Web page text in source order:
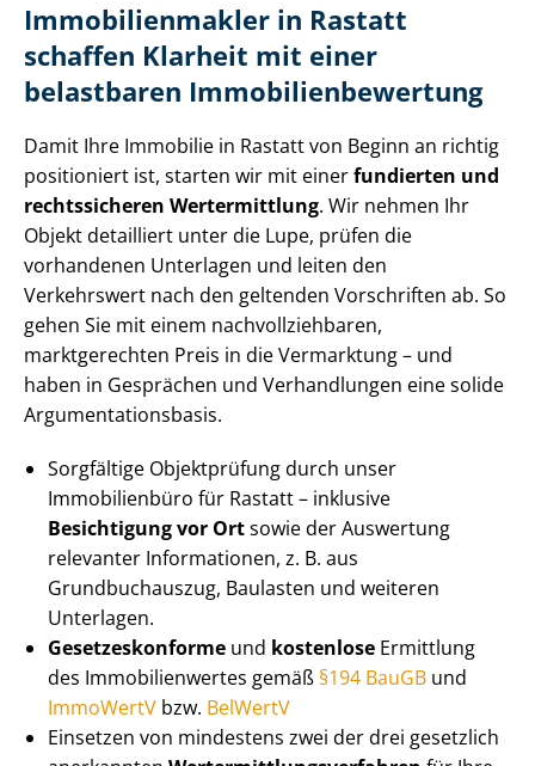
Im­mo­bi­li­en­mak­ler in Rastatt
schaffen Klarheit mit einer
belastbaren Im­mo­bi­li­en­be­wer­tung
Damit Ihre Immobilie in Rastatt von Beginn an richtig
positioniert ist, starten wir mit einerfundierten und
rechtssicheren Wertermittlung. Wir nehmen Ihr
Objekt detailliert unter die Lupe, prüfen die
vorhandenen Unterlagen und leiten den
Verkehrswert nach den geltenden Vorschriften ab. So
gehen Sie mit einem nach­voll­zieh­ba­ren,
marktgerechten Preis in die Vermarktung – und
haben in Gesprächen und Verhandlungen eine solide
Ar­gu­men­ta­ti­ons­ba­sis.
Sorgfältige Objektprüfung durch unser
Immobilienbüro für Rastatt – inklusive
Besichtigung vor Ortsowie der Auswertung
relevanter Informationen, z. B. aus
Grundbuchauszug, Baulasten und weiteren
Unterlagen.
Ge­set­zes­kon­for­me und kostenlose Ermittlung
des Im­mo­bi­li­en­wer­tes gemäß §194 BauGB und
ImmoWertV bzw. BelWertV
Einsetzen von mindestens zwei der drei gesetzlich